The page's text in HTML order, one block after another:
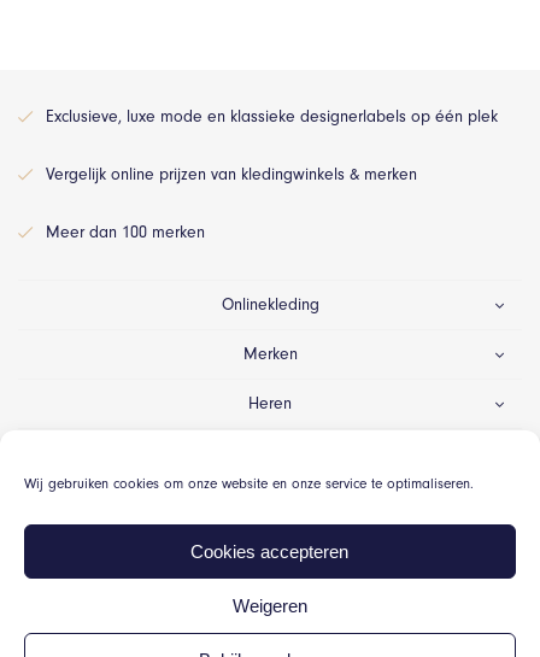
Wij gebruiken cookies om onze website en onze service te optimaliseren.
Cookies accepteren
Weigeren
Exclusieve, luxe mode en klassieke designerlabels op één plek
Vergelijk online prijzen van kledingwinkels & merken
Meer dan 100 merken
Onlinekleding
Merken
Heren